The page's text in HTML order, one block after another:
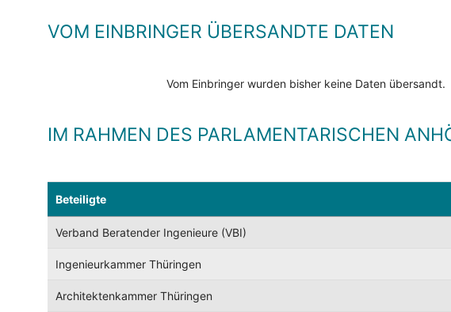
VOM EINBRINGER ÜBERSANDTE DATEN
Vom Einbringer wurden bisher keine Daten übersandt.
IM RAHMEN DES PARLAMENTARISCHEN
Beteiligte
Verband Beratender Ingenieure (VBI)
Ingenieurkammer Thüringen
Architektenkammer Thüringen